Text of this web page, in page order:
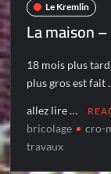
Le Kremlin
La maison
18 mois plus
plus gros est fait
allez lire …
bricolage cro-
travaux